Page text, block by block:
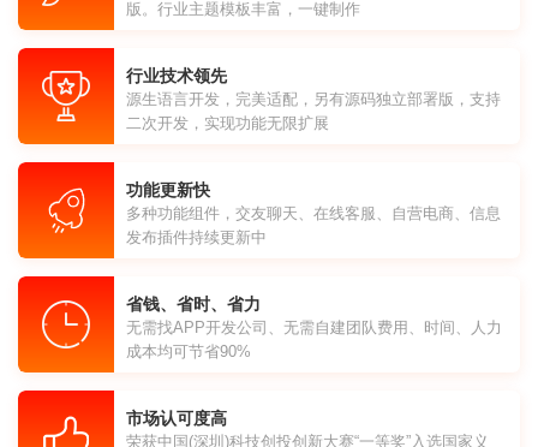
版。行业主题模板丰富，一键制作
行业技术领先
源生语言开发，完美适配，另有源码独立部署版，支持
二次开发，实现功能无限扩展
功能更新快
多种功能组件，交友聊天、在线客服、自营电商、信息
发布插件持续更新中
省钱、省时、省力
无需找APP开发公司、无需自建团队费用、时间、人力
成本均可节省90%
市场认可度高
荣获中国(深圳)科技创投创新大赛“一等奖”入选国家义